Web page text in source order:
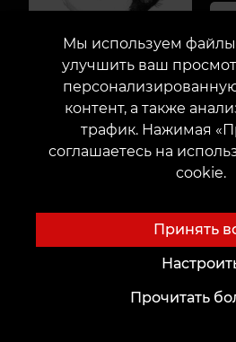
Мы используем файлы
улучшить ваш
контент, а также
трафик. Нажимая
соглашаетесь на
cookie.
Принять
Прочитать